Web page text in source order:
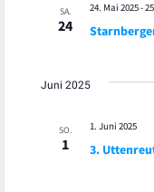
SA.
24
24. Mai 2025-
Juni 2025
SO.
1 3.
1. Juni 2025